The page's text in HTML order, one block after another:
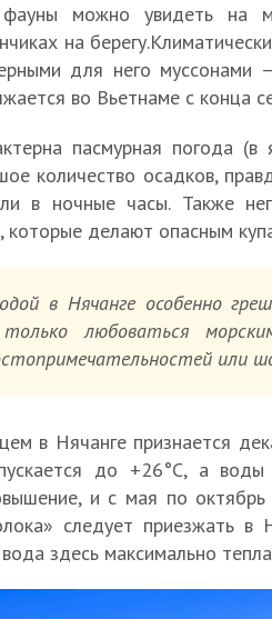
фауны можно увидеть на
на
для него
во Вьетнаме с конца
пасмурная погода (в
количество осадков,
в ночные часы. Также
которые делают опасным
в Нячанге особенно
любоваться
или
в Нячанге признается
до +26°С, а
и с мая по
следует приезжать в
здесь максимально